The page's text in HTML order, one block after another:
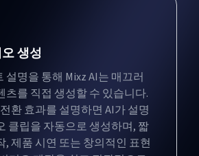
생성
설명을 통해 Mixz AI는 매끄러
츠를 직접 생성할 수 있습니다.
환 효과를 설명하면 AI가 설명
클립을 자동으로 생성하며, 짧
, 제품 시연 또는 창의적인 표현